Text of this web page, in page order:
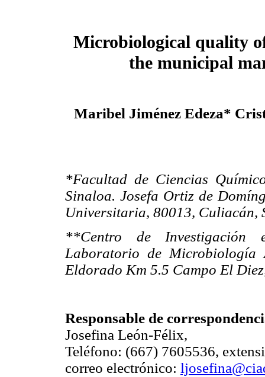
Microbiological quality
the municipal
Maribel Jiménez Edeza*
*Facultad de Ciencias
Sinaloa. Josefa Ortiz de
Universitaria, 80013, Culiacán,
**Centro de Investigación
Laboratorio de Microbiología
Eldorado Km 5.5 Campo El
Responsable de
Josefina León-Félix,
Teléfono: (667) 7605536,
correo electrónico: